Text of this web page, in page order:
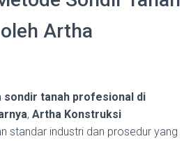
Artha
sondir tanah profesional di
, Artha Konstruksi
standar industri dan prosedur yang